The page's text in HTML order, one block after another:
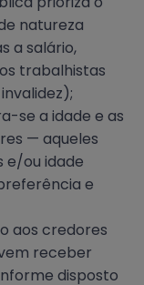
natureza
a salário,
trabalhistas
se a idade e as
— aqueles
e/ou idade
e
aos credores
receber
disposto